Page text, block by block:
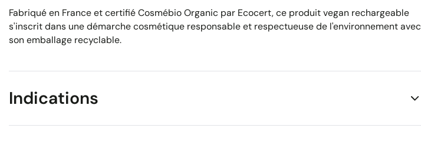
Fabriqué en France et certifié Cosmébio Organic par Ecocert, ce produit vegan rechargeable
s'inscrit dans une démarche cosmétique responsable et respectueuse de l'environnement avec
son emballage recyclable.
Indications